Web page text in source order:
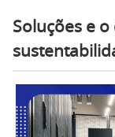
Soluções e